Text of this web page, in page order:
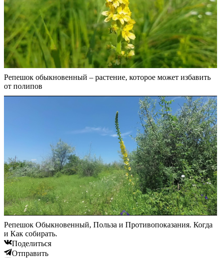
Репешок обыкновенный – растение, которое может избавить
от полипов
Репешок Обыкновенный, Польза и Противопоказания. Когда
и Как собирать.
Поделиться
Отправить